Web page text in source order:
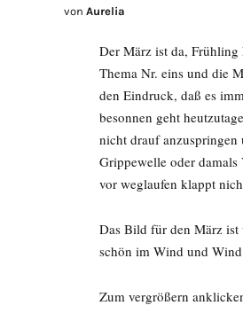
von Aurelia
Der März ist da,
Thema Nr. eins und die
den Eindruck, daß es
besonnen geht
nicht drauf anzuspringen
Grippewelle oder
vor weglaufen klappt
Das Bild für den März ist
schön im Wind und
Zum vergrößern